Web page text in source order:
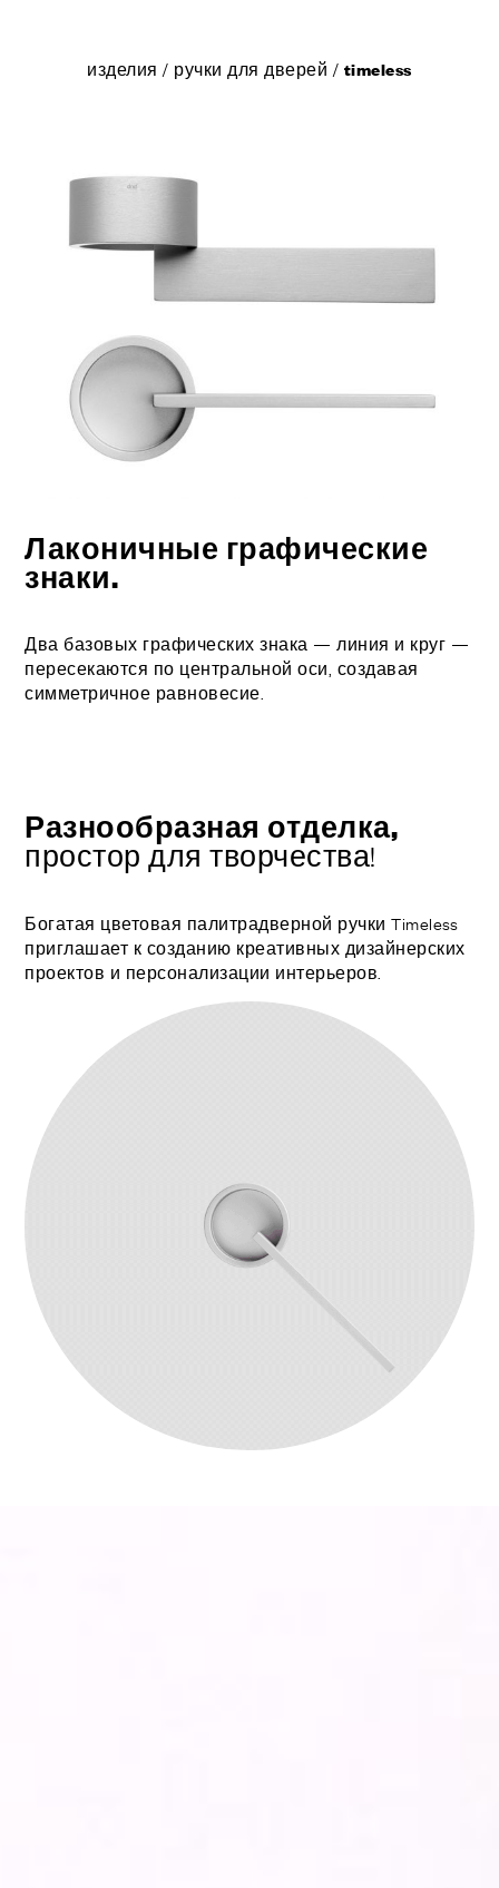
изделия/ ручки для дверей / timeless
Лаконичные графические
знаки.
Два базовых графических знака — линия и круг —
пересекаются по центральной оси, создавая
симметричное равновесие.
Разнообразная отделка,
простор для творчества!
Богатая цветовая палитрадверной ручки Timeless
приглашает к созданию креативных дизайнерских
проектов и персонализации интерьеров.